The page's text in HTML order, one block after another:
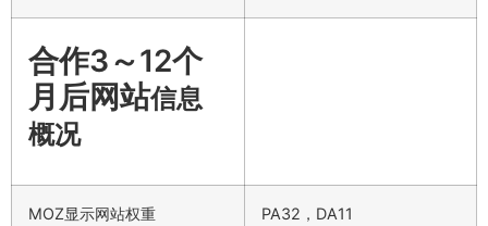
合作3～12个
月后网站信息
概况
MOZ显示网站权重 PA32，DA11